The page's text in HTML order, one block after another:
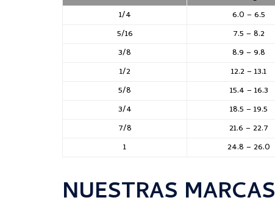
1/4
6.0 – 6.5
5/16
7.5 – 8.2
3/8
8.9 – 9.8
1/2
12.2 – 13.1
5/8
15.4 – 16.3
3/4
18.5 – 19.5
7/8
21.6 – 22.7
1
24.8 – 26.0
NUESTRAS MARCAS